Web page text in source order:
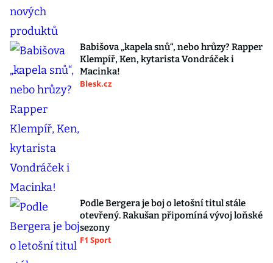
Babišova „kapela snů“, nebo hrůzy? Rapper
Klempíř, Ken, kytarista Vondráček i
Macinka!
Blesk.cz
Podle Bergera je boj o letošní titul stále
otevřený. Rakušan připomíná vývoj loňské
sezony
F1 Sport